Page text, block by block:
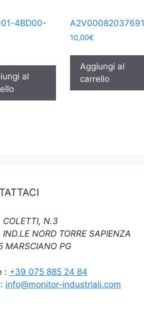
4BD00-
al
A2V00082037691
10,00€
Aggiungi al
carrello
COLETTI, N.3
NORD TORRE SAPIENZA
MARSCIANO PG
: +39 075 885 24 84
info@monitor-industriali.com